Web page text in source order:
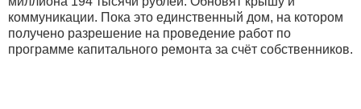
коммуникации. Пока это единственный дом, на котором
получено разрешение на проведение работ по
программе капитального ремонта за счёт собственников.